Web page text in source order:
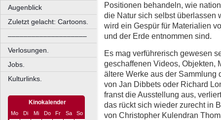
Augenblick
Zuletzt gelacht: Cartoons.
––––––––––––––––––––
Verlosungen.
Jobs.
Kulturlinks.
Kinokalender
Mo Di Mi Do Fr Sa
So
Positionen behandeln, wie
die Natur sich selbst überlassen
wird ein Gespür für Materialien
und der Erde entnommen sind.
Es mag verführerisch gewesen
geschaffenen Videos, Objekten,
ältere Werke aus der
von Jan Dibbets oder Richard
franst die Ausstellung aus,
das rückt sich wieder zurecht in
von Christopher Kulendran